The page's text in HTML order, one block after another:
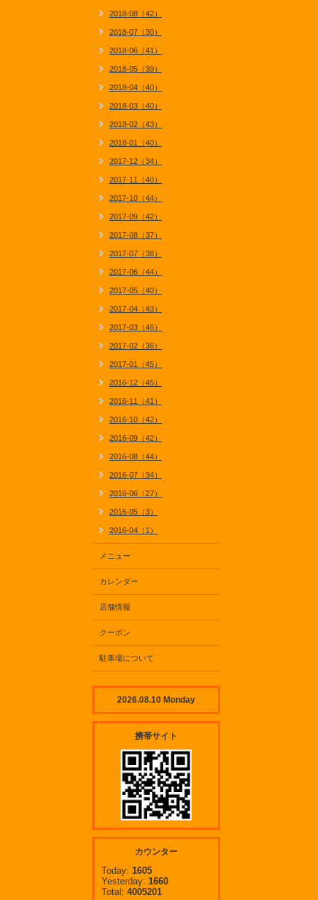
2018-08（42）
2018-07（30）
2018-06（41）
2018-05（39）
2018-04（40）
2018-03（40）
2018-02（43）
2018-01（40）
2017-12（34）
2017-11（40）
2017-10（44）
2017-09（42）
2017-08（37）
2017-07（38）
2017-06（44）
2017-05（40）
2017-04（43）
2017-03（46）
2017-02（36）
2017-01（45）
2016-12（45）
2016-11（41）
2016-10（42）
2016-09（42）
2016-08（44）
2016-07（34）
2016-06（27）
2016-05（3）
2016-04（1）
メニュー
カレンダー
店舗情報
クーポン
駐車場について
2026.08.10 Monday
携帯サイト
カウンター
Today: 1605
Yesterday: 1660
Total: 4005201